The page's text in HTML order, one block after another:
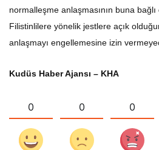
normalleşme anlaşmasının buna
Filistinlilere yönelik jestlere açık
anlaşmayı engellemesine izin
Kudüs Haber Ajansı – KHA
0 0 0